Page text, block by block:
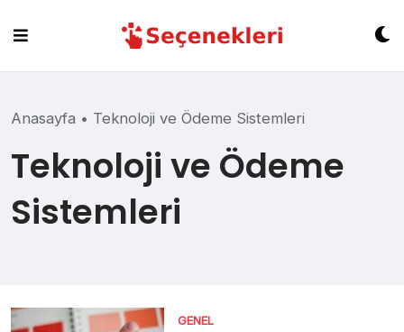
content
Anasayfa • Teknoloji ve Ödeme Sistemleri
Teknoloji ve Ödeme
Sistemleri
GENEL